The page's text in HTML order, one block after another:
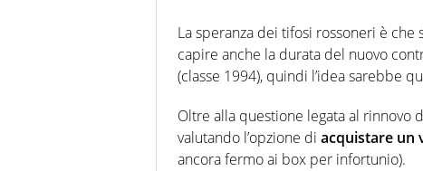
La speranza dei tifosi rossoneri è che
capire anche la durata del nuovo
(classe 1994), quindi l’idea sarebbe
Oltre alla questione legata al rinnovo
valutando l’opzione di acquistare un
ancora fermo ai box per infortunio).